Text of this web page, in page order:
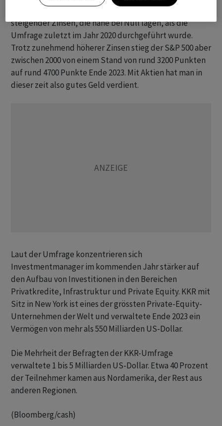
steigender Zinsen, die nahe bei Null lagen, als die
Umfrage zuletzt im Jahr 2020 durchgeführt wurde.
Trotz zunehmend höherer Zinsen stieg der S&P 500 aber
zwischen 2000 von einem Stand von rund 3200 Punkten
auf rund 4700 Punkte Ende 2023. Mit Aktien hat man in
dieser zeit also gutes Geld verdient.
Laut der Umfrage konzentrieren sich
Investmentmanager im kommenden Jahr stärker auf
den Aufbau von Investitionen in den Bereichen
Privatkredite, Infrastruktur und Private Equity. KKR mit
Sitz in New York ist eines der grössten Private-Equity-
Unternehmen der Welt und verwaltete Ende 2023 ein
Vermögen von mehr als 550 Milliarden US-Dollar.
Die Mehrheit der Befragten der KKR-Umfrage
verwaltete 1 bis 5 Milliarden US-Dollar. Etwa 40 Prozent
der Teilnehmer kamen aus Nordamerika, der Rest aus
anderen Regionen.
(Bloomberg/cash)